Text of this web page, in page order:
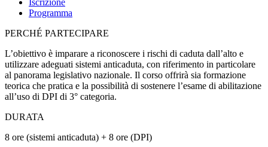
Iscrizione
Programma
PERCHÉ PARTECIPARE
L’obiettivo è imparare a riconoscere i rischi di caduta dall’alto e
utilizzare adeguati sistemi anticaduta, con riferimento in particolare
al panorama legislativo nazionale. Il corso offrirà sia formazione
teorica che pratica e la possibilità di sostenere l’esame di abilitazione
all’uso di DPI di 3° categoria.
DURATA
8 ore (sistemi anticaduta) + 8 ore (DPI)